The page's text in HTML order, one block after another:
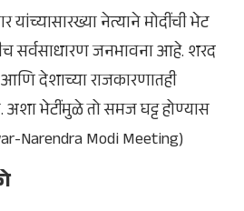
नेत्याने मोदींची भेट
सर्वसाधारण जनभावना आहे. शरद
आणि देशाच्या राजकारणातही
भेटींमुळे तो समज घट्ट होण्यास
Narendra Modi Meeting)